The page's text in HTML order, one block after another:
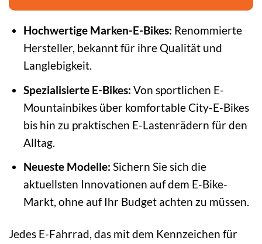
Hochwertige Marken-E-Bikes: Renommierte
Hersteller, bekannt für ihre Qualität und
Langlebigkeit.
Spezialisierte E-Bikes: Von sportlichen E-
Mountainbikes über komfortable City-E-Bikes
bis hin zu praktischen E-Lastenrädern für den
Alltag.
Neueste Modelle: Sichern Sie sich die
aktuellsten Innovationen auf dem E-Bike-
Markt, ohne auf Ihr Budget achten zu müssen.
Jedes E-Fahrrad, das mit dem Kennzeichen für